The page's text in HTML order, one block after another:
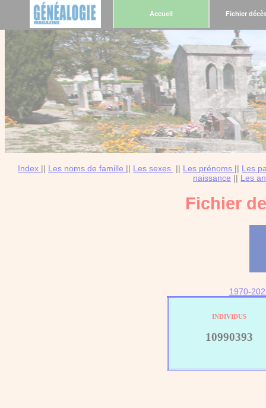
Accueil Fichier
Index || Les noms de famille || Les sexes || Les prénoms || Les
naissance || Les
Fichier
1970-
INDIVIDUS
10990393